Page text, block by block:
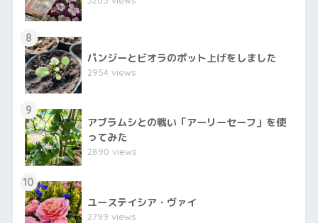
8
パンジーとビオラのポット上げをしました
2954 views
9
アブラムシとの戦い「アーリーセーフ」を使
ってみた
2890 views
10
ユーステイシア・ヴァイ
2799 views